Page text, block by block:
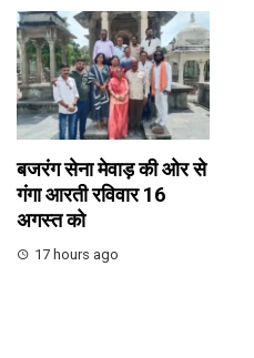
बजरंग सेना मेवाड़ की ओर से
गंगा आरती रविवार 16
अगस्त को
17 hours ago